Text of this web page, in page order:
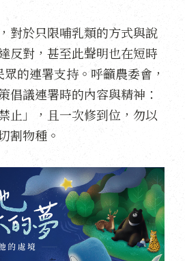
對於只限哺乳類的方式與說
反對，甚至此聲明也在短時
的連署支持。呼籲農委會，
倡議連署時的內容與精神：
止」，且一次修到位，勿以
割物種。